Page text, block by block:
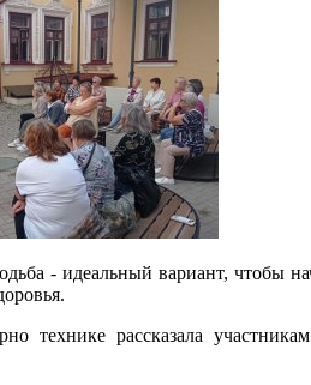
- идеальный вариант, чтобы
технике рассказала